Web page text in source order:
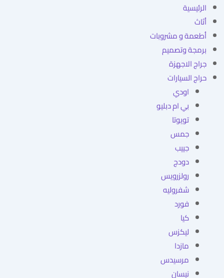
الرئيسية
أثاث
أطعمة و مشروبات
برمجة وتصميم
جراج الاجهزة
حراج السيارات
اودي
بي ام دبليو
تويوتا
جمس
جييب
دودج
رولزرويس
شفروليه
فورد
كيا
ليكزس
مازدا
مرسيدس
نيسان